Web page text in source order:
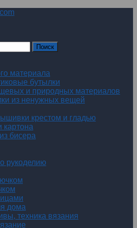
материала
бутылки
и природных материалов
из ненужных вещей
крестом и гладью
картона
бисера
рукоделию
дома
техника вязания